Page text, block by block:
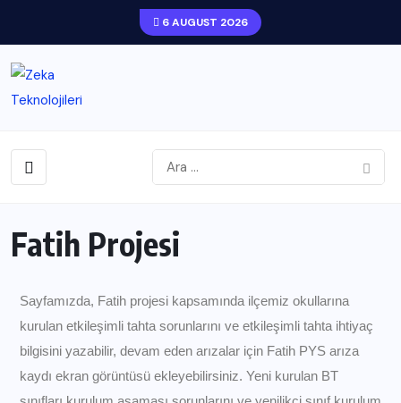
6 AUGUST 2026
Fatih Projesi
Sayfamızda, Fatih projesi kapsamında ilçemiz okullarına
kurulan etkileşimli tahta sorunlarını ve etkileşimli tahta ihtiyaç
bilgisini yazabilir, devam eden arızalar için Fatih PYS arıza
kaydı ekran görüntüsü ekleyebilirsiniz. Yeni kurulan BT